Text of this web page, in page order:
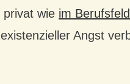
privat wie im Berufsfeld
Angst